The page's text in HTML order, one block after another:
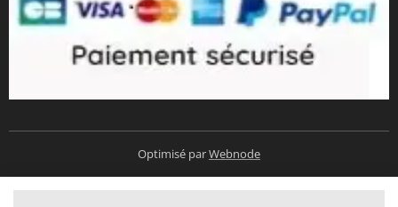
Optimisé parWebnode